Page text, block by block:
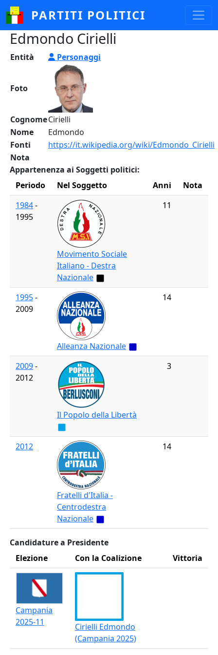
Salta al contenuto principale
PARTITI POLITICI
Edmondo Cirielli
Entità Personaggi
Foto
CognomeCirielli
Nome
Edmondo
Fonti
https://it.wikipedia.org/wiki/Edmondo_Cirielli
Nota
Appartenenza ai Soggetti politici:
Periodo
Nel Soggetto Anni
Nota
1984-
1995
Movimento Sociale
Italiano - Destra
Nazionale
11
1995-
2009
Alleanza Nazionale
14
2009-
2012
Il Popolo della Libertà
3
2012
Fratelli d'Italia -
Centrodestra
Nazionale
14
Candidature a Presidente
Elezione
Con la Coalizione Vittoria
Campania
2025-11
Cirielli Edmondo
(Campania 2025)